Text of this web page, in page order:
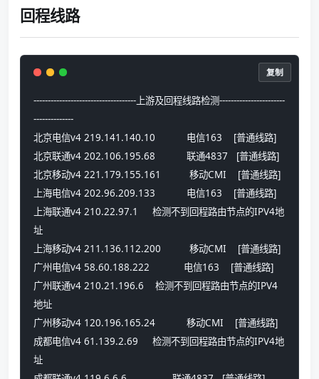
回程线路
------------------------------------上游及回程线路检测-----------------------
--------------
北京电信v4 219.141.140.10           电信163    [普通线路]
北京联通v4 202.106.195.68           联通4837   [普通线路]
北京移动v4 221.179.155.161          移动CMI    [普通线路]
上海电信v4 202.96.209.133           电信163    [普通线路]
上海联通v4 210.22.97.1     检测不到回程路由节点的IPV4地
址
上海移动v4 211.136.112.200          移动CMI    [普通线路]
广州电信v4 58.60.188.222            电信163    [普通线路]
广州联通v4 210.21.196.6    检测不到回程路由节点的IPV4
地址
广州移动v4 120.196.165.24           移动CMI    [普通线路]
成都电信v4 61.139.2.69     检测不到回程路由节点的IPV4地
址
复制